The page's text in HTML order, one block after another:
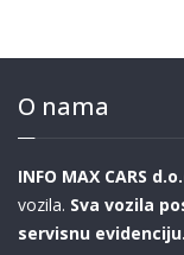
O nama
INFO MAX CARS
vozila. Sva vozila
servisnu evidenciju.